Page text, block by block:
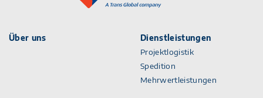
Über uns
Dienstleistungen
Projektlogistik
Spedition
Mehrwertleistungen